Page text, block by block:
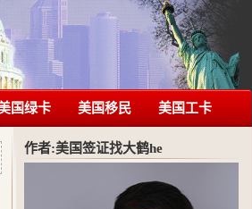
国绿卡 美国移民 美国工卡
作者:美国签证找大鹤he